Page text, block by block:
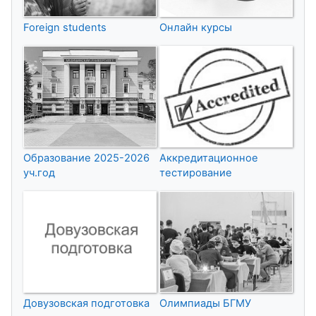
Foreign students Онлайн курсы
Образование 2025-2026
уч.год
Аккредитационное
тестирование
Довузовская подготовка Олимпиады БГМУ